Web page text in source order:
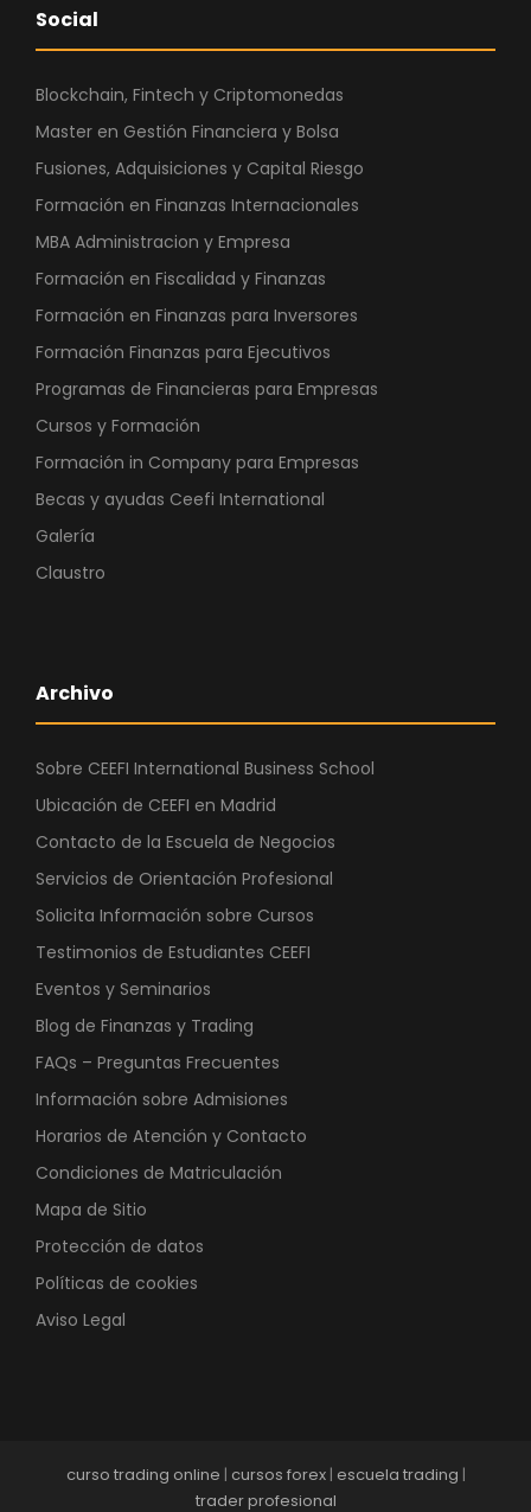
Social
Blockchain, Fintech y Criptomonedas
Master en Gestión Financiera y Bolsa
Fusiones, Adquisiciones y Capital Riesgo
Formación en Finanzas Internacionales
MBA Administracion y Empresa
Formación en Fiscalidad y Finanzas
Formación en Finanzas para Inversores
Formación Finanzas para Ejecutivos
Programas de Financieras para Empresas
Cursos y Formación
Formación in Company para Empresas
Becas y ayudas Ceefi International
Galería
Claustro
Archivo
Sobre CEEFI International Business School
Ubicación de CEEFI en Madrid
Contacto de la Escuela de Negocios
Servicios de Orientación Profesional
Solicita Información sobre Cursos
Testimonios de Estudiantes CEEFI
Eventos y Seminarios
Blog de Finanzas y Trading
FAQs – Preguntas Frecuentes
Información sobre Admisiones
Horarios de Atención y Contacto
Condiciones de Matriculación
Mapa de Sitio
Protección de datos
Políticas de cookies
Aviso Legal
curso trading online | cursos forex| escuela trading |
trader profesional